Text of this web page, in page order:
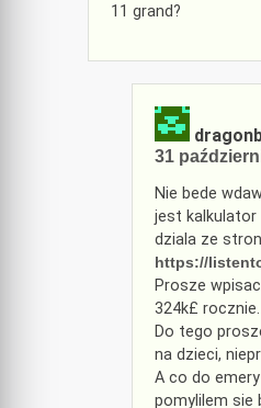
11 grand?
31
Nie bede
jest kalkulator
dziala ze
https://
Prosze
324k£ rocznie.
Do tego
na dzieci,
A co do
pomylilem sie